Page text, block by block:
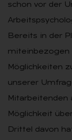
schon vor der
Bereits in der
miteinbezogen
Möglichkeiten
unserer
Mitarbeitenden
Möglichkeit
Drittel davon